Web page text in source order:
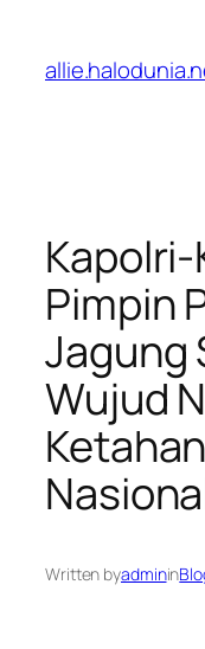
konten
Kapolri-
Pimpin
Jagung
Wujud
Written byadminin